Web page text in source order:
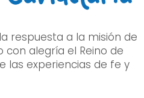
respuesta a la misión de
con alegría el Reino de
las experiencias de fe y